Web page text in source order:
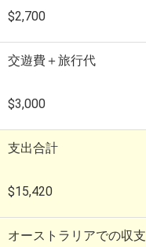
$2,700
交遊費＋旅行代
$3,000
支出合計
$15,420
オーストラリアでの収支